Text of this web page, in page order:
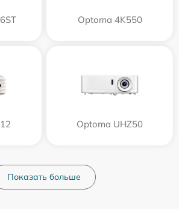
Optoma 4K550
Optoma UHZ50
Показать больше